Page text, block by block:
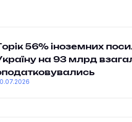
56% іноземних
на 93 млрд